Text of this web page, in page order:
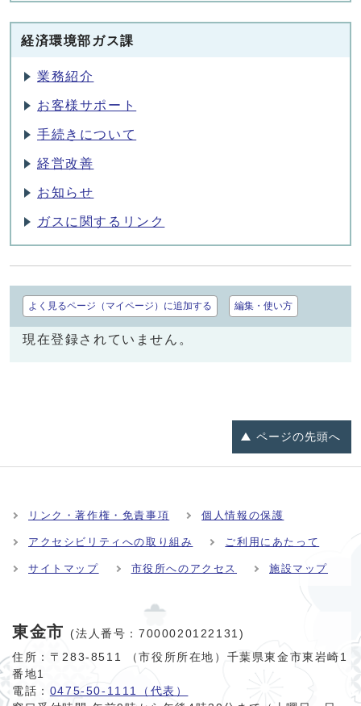
経済環境部ガス課
業務紹介
お客様サポート
手続きについて
経営改善
お知らせ
ガスに関するリンク
よく見るページ（マイページ）に追加する 編集・使い方
現在登録されていません。
ページの先頭へ
リンク・著作権・免責事項 個人情報の保護
アクセシビリティへの取り組み ご利用にあたって
サイトマップ 市役所へのアクセス 施設マップ
東金市
(法人番号：7000020122131)
住所：〒283-8511 （市役所所在地）千葉県東金市東岩崎1
番地1
電話： 0475-50-1111（代表）